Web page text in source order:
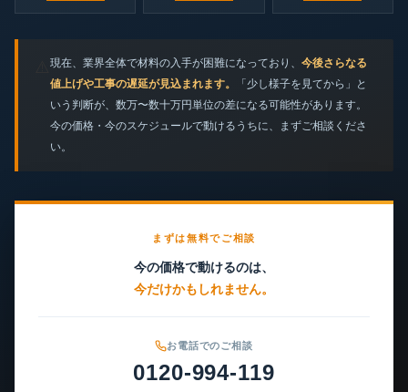
現在、業界全体で材料の入手が困難になっており、 今後さらなる
値上げや工事の遅延が見込まれます。
「少し様子を見てから」と
いう判断が、数万〜数十万円単位の差になる可能性があります。
今の価格・今のスケジュールで動けるうちに、まずご相談くださ
い。
まずは無料でご相談
今の価格で動けるのは、
今だけかもしれません。
お電話でのご相談
0120-994-119